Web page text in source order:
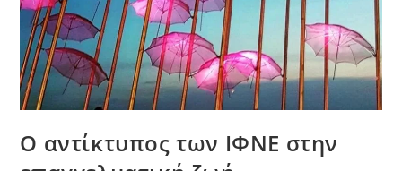
Ο αντίκτυπος των ΙΦΝΕ στην